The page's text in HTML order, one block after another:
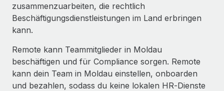
zusammenzuarbeiten, die rechtlich
Beschäftigungs­dienstleistungen im Land erbringen
kann.
Remote kann Teammitglieder in Moldau
beschäftigen und für Compliance sorgen. Remote
kann dein Team in Moldau einstellen, onboarden
und bezahlen, sodass du keine lokalen HR‑Dienste